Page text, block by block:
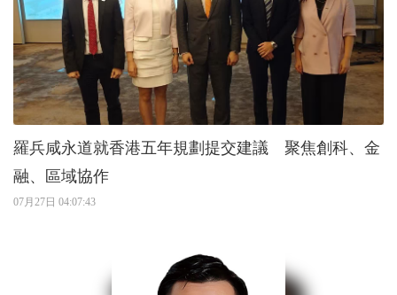
羅兵咸永道就香港五年規劃提交建議 聚焦創科、金
融、區域協作
07月27日 04:07:43